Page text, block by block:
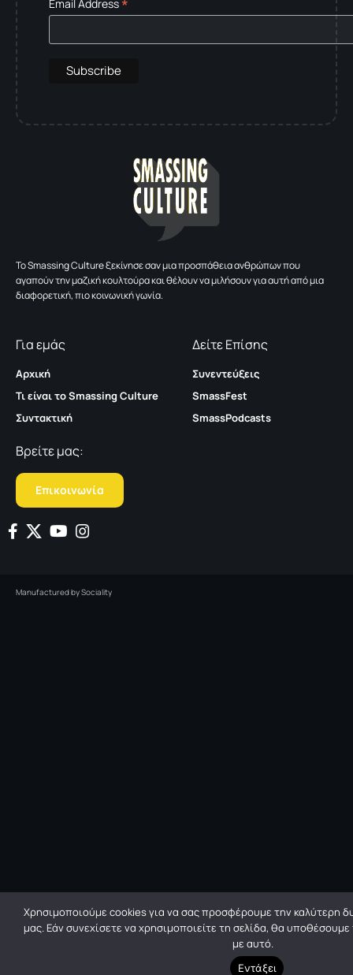
Email Address*
To Smassing Culture ξεκίνησε σαν μια προσπάθεια ανθρώπων που
αγαπούν την μαζική κουλτούρα και θέλουν να μιλήσουν για αυτή από μια
διαφορετική, πιο κοινωνική γωνία.
Για εμάς
Αρχική
Τι είναι το Smassing Culture
Συντακτική
Δείτε Επίσης
Συνεντεύξεις
SmassFest
SmassPodcasts
Βρείτε μας:
Επικοινωνία
Manufactured bySociality
Χρησιμοποιούμε cookies για να σας προσφέρουμε την καλύτερη
μας. Εάν συνεχίσετε να χρησιμοποιείτε τη σελίδα, θα
με αυτό.
Εντάξει